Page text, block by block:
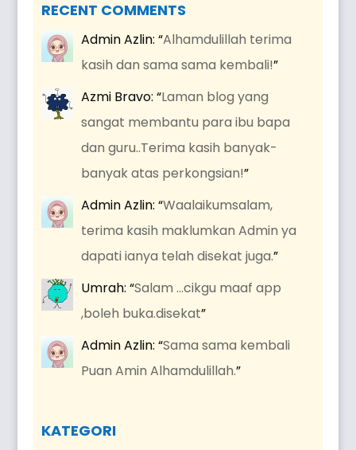
RECENT COMMENTS
Admin Azlin: “Alhamdulillah terima
kasih dan sama sama kembali!”
Azmi Bravo: “Laman blog yang
sangat membantu para ibu bapa
dan guru..Terima kasih banyak-
banyak atas perkongsian!”
Admin Azlin: “Waalaikumsalam,
terima kasih maklumkan Admin ya
dapati ianya telah disekat juga.”
Umrah: “Salam …cikgu maaf app
,boleh buka.disekat”
Admin Azlin: “Sama sama kembali
Puan Amin Alhamdulillah.”
KATEGORI